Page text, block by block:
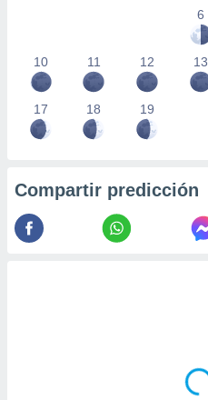
6
10 11 12 13
17 18 19
Compartir predicción